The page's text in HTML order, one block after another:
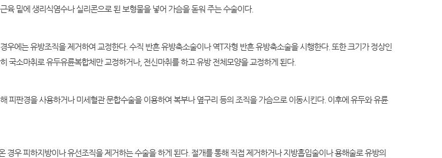
육 밑에 생리식염수나 실리콘으로 된 보형물을 넣어 가슴을 돋워 주는 수술이다.
우에는 유방조직을 제거하여 교정한다. 수직 반흔 유방축소술이나 역T자형 반흔 유방축소술을 시행한다. 또한 크기가 정상인
국소마취로 유두유륜복합체만 교정하거나, 전신마취를 하고 유방 전체모양을 교정하게 된다.
피판경을 사용하거나 미세혈관 문합수술을 이용하여 복부나 옆구리 등의 조직을 가슴으로 이동시킨다. 이후에 유두와 유륜
경우 피하지방이나 유선조직을 제거하는 수술을 하게 된다. 절개를 통해 직접 제거하거나 지방흡입술이나 용해술로 유방의